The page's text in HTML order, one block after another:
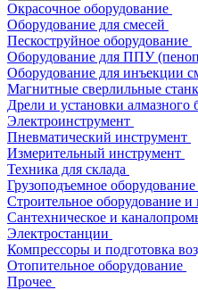
Окрасочное оборудование
Оборудование для смесей
Пескоструйное оборудование
Оборудование для ППУ
Оборудование для инъекции
Магнитные сверлильные
Дрели и установки алмазного
Электроинструмент
Пневматический инструмент
Измерительный инструмент
Техника для склада
Грузоподъемное
Строительное оборудование и
Сантехническое и
Электростанции
Компрессоры и подготовка
Отопительное оборудование
Прочее